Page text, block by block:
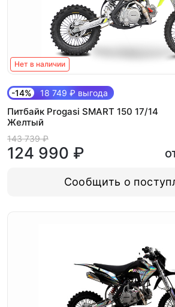
Нет в наличии
-14% 18 749 ₽ выгода
Питбайк Progasi SMART 150 17/14
Желтый
143 739 ₽
124 990 ₽
Сообщить о